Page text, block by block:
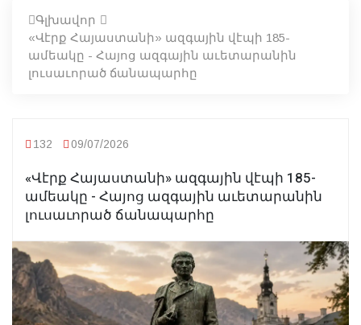
Գլխավոր
«Վէրք Հայաստանի» ազգային վէպի 185-
ամեակը - Հայոց ազգային աւետարանին
լուսաւորած ճանապարհը
132 09/07/2026
«Վէրք Հայաստանի» ազգային վէպի 185-
ամեակը - Հայոց ազգային աւետարանին
լուսաւորած ճանապարհը